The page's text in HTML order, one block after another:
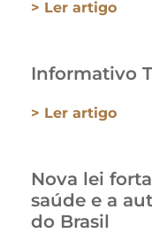
> Ler artigo
Informativo
> Ler artigo
Nova lei
saúde e a
do Brasil